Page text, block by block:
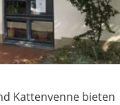
Kattenvenne bieten